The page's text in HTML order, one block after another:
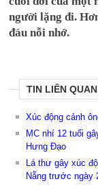
người lặng đi.
đáu nỗi nhớ.
TIN LIÊN QUAN
Xúc động cảnh
MC nhí 12 tuổi
Hưng Đạo
Lá thư gây xúc
Nẵng trước ngày